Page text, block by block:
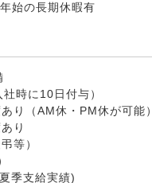
始の長期休暇有
時に10日付与）
り（AM休・PM休が可能）
り
等）
季支給実績)